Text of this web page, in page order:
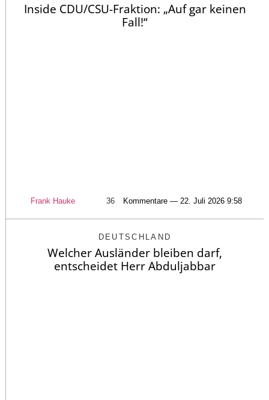
Inside CDU/CSU-Fraktion: „Auf gar keinen
Fall!“
Frank Hauke 36 Kommentare — 22. Juli 2026 9:58
DEUTSCHLAND
Welcher Ausländer bleiben darf,
entscheidet Herr Abduljabbar